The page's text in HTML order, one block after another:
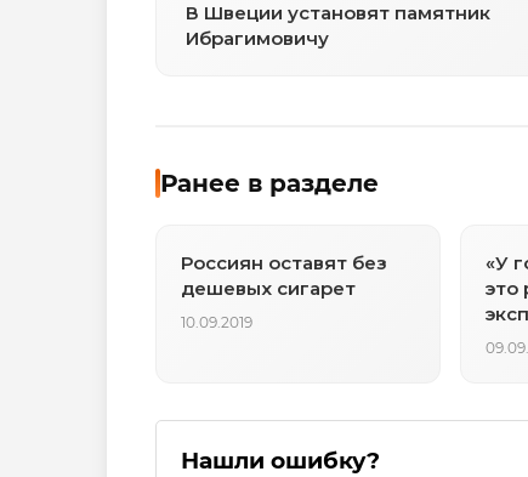
В Швеции установят памятник
Ибрагимовичу
Ранее в разделе
Россиян оставят без
дешевых сигарет
10.09.2019
«У
это
Нашли ошибку?